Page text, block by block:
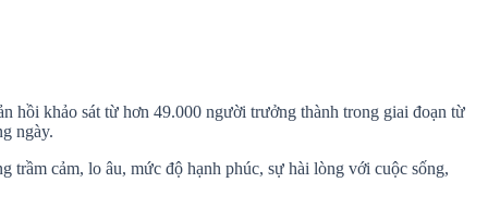
hồi khảo sát từ hơn 49.000 người trưởng thành trong giai đoạn từ
ngày.
trầm cảm, lo âu, mức độ hạnh phúc, sự hài lòng với cuộc sống,